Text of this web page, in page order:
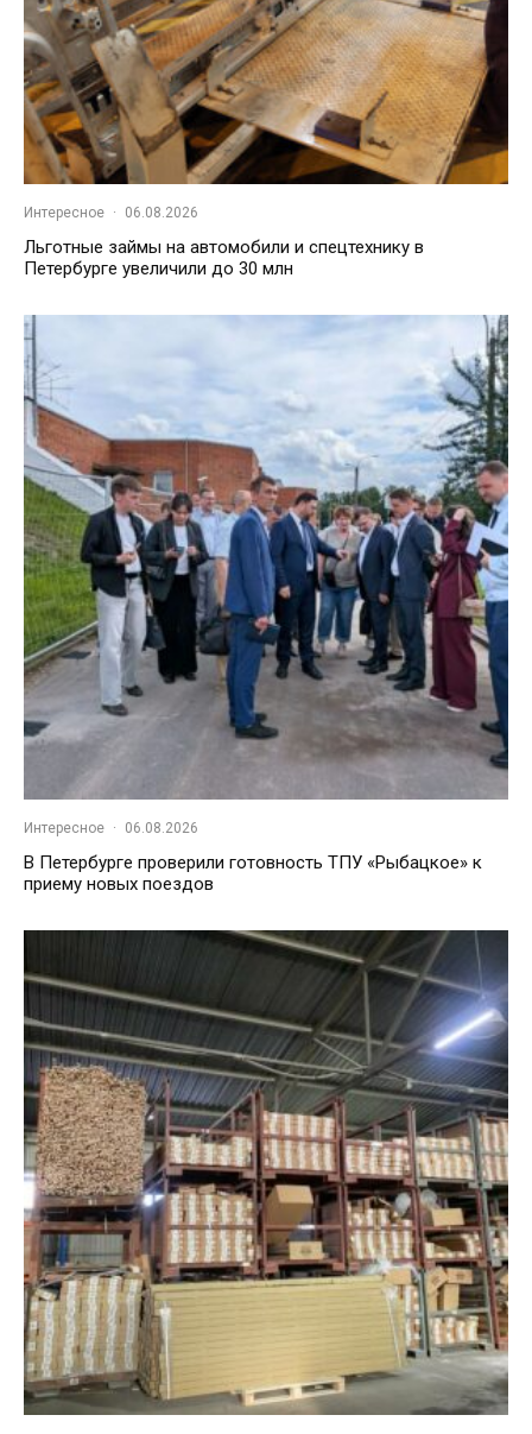
Интересное · 06.08.2026
Льготные займы на автомобили и спецтехнику в
Петербурге увеличили до 30 млн
Интересное · 06.08.2026
В Петербурге проверили готовность ТПУ «Рыбацкое» к
приему новых поездов